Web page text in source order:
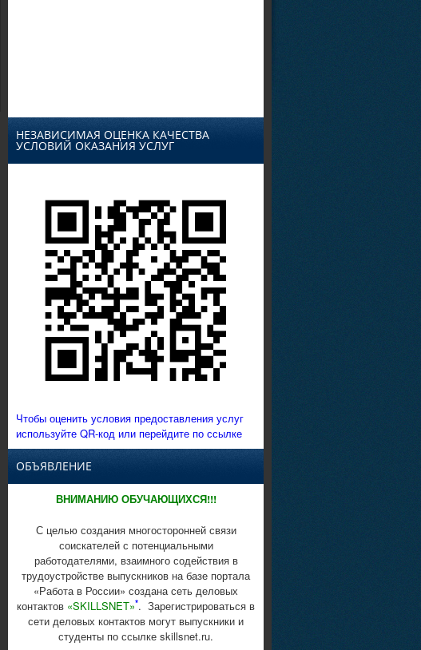
НЕЗАВИСИМАЯ ОЦЕНКА КАЧЕСТВА
УСЛОВИЙ ОКАЗАНИЯ УСЛУГ
Чтобы оценить условия предоставления услуг
используйте QR-код или перейдите по ссылке
ОБЪЯВЛЕНИЕ
ВНИМАНИЮ ОБУЧАЮЩИХСЯ!!!
С целью создания многосторонней связи
соискателей с потенциальными
работодателями, взаимного содействия в
трудоустройстве выпускников на базе портала
«Работа в России» создана сеть деловых
контактов «SKILLSNET»*. Зарегистрироваться в
сети деловых контактов могут выпускники и
студенты по ссылке skillsnet.ru.